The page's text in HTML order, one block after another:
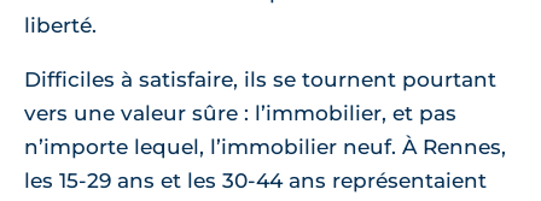
liberté.
Difficiles à satisfaire, ils se tournent pourtant
vers une valeur sûre : l’immobilier, et pas
n’importe lequel, l’immobilier neuf. À Rennes,
les 15-29 ans et les 30-44 ans représentaient